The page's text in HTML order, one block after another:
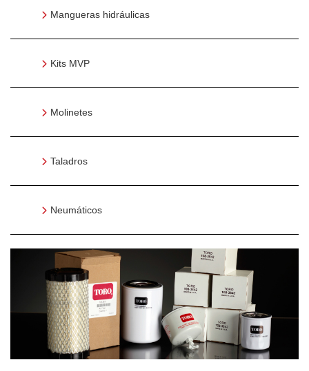
Mangueras hidráulicas
Kits MVP
Molinetes
Taladros
Neumáticos